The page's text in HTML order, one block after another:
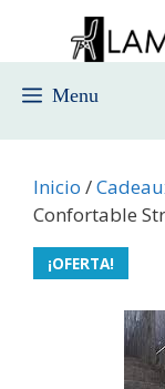
contenido
Menu
Inicio /
Confortable
¡OFERTA!